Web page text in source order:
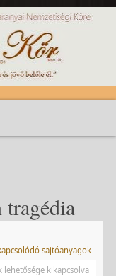
sajtóanyagok
lehetősége kikapcsolva